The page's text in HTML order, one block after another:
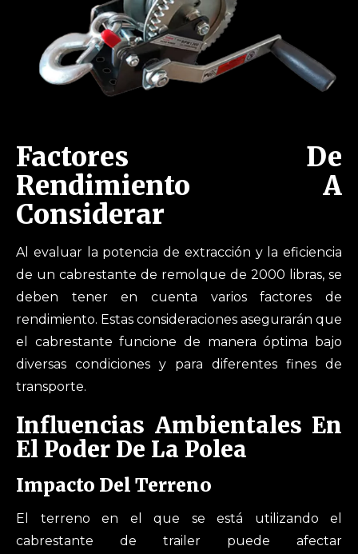
Factores De
Rendimiento A
Considerar
Al evaluar la potencia de extracción y la eficiencia
de un cabrestante de remolque de 2000 libras, se
deben tener en cuenta varios factores de
rendimiento. Estas consideraciones asegurarán que
el cabrestante funcione de manera óptima bajo
diversas condiciones y para diferentes fines de
transporte.
Influencias Ambientales En
El Poder De La Polea
Impacto Del Terreno
El terreno en el que se está utilizando el
cabrestante de trailer puede afectar